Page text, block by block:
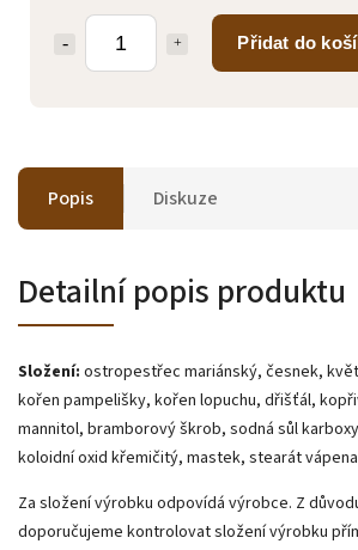
Přidat do
Popis Diskuze
Detailní popis produktu
Složení: ostropestřec mariánský, česnek,
kořen pampelišky, kořen lopuchu, dřišťál,
mannitol, bramborový škrob, sodná sůl
koloidní oxid křemičitý, mastek, stearát
Za složení výrobku odpovídá výrobce. Z
doporučujeme kontrolovat složení výrobku